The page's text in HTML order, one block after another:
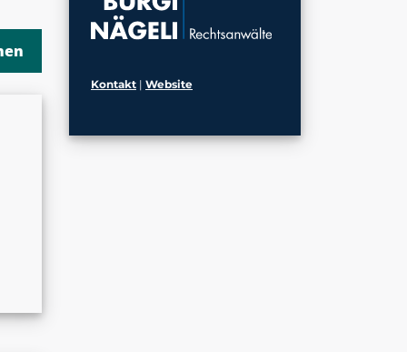
Kontakt | Website